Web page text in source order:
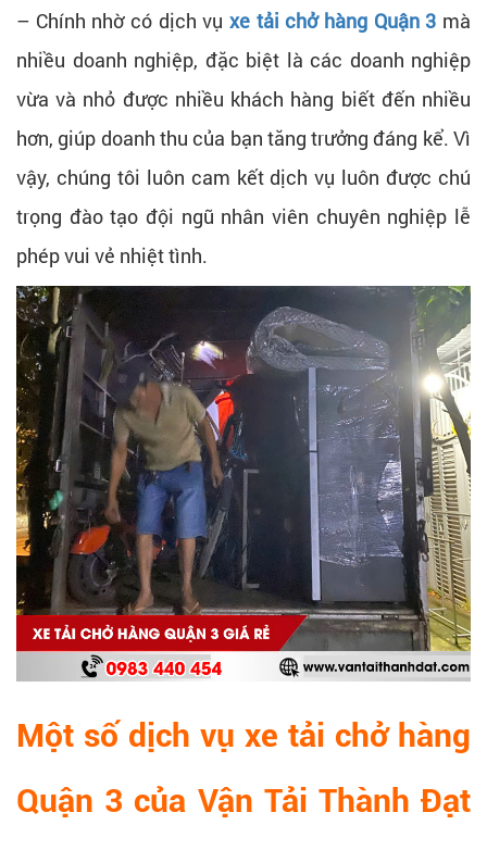
– Chính nhờ có dịch vụ xe tải chở hàng Quận 3 mà
nhiều doanh nghiệp, đặc biệt là các doanh nghiệp
vừa và nhỏ được nhiều khách hàng biết đến nhiều
hơn, giúp doanh thu của bạn tăng trưởng đáng kể. Vì
vậy, chúng tôi luôn cam kết dịch vụ luôn được chú
trọng đào tạo đội ngũ nhân viên chuyên nghiệp lễ
phép vui vẻ nhiệt tình.
Một số dịch vụ xe tải chở hàng
Quận 3 của Vận Tải Thành Đạt